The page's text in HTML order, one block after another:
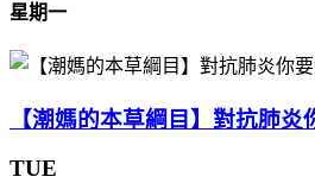
星期一
【潮媽的本草綱目】對抗肺炎
TUE